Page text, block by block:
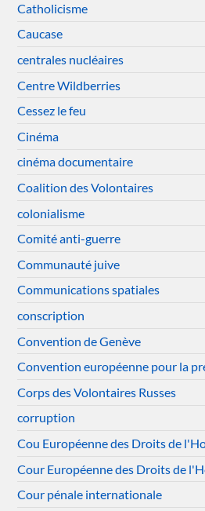
Catholicisme
Caucase
centrales nucléaires
Centre Wildberries
Cessez le feu
Cinéma
cinéma documentaire
Coalition des Volontaires
colonialisme
Comité anti-guerre
Communauté juive
Communications spatiales
conscription
Convention de Genève
Convention européenne pour la
Corps des Volontaires Russes
corruption
Cou Européenne des Droits de
Cour Européenne des Droits de
Cour pénale internationale